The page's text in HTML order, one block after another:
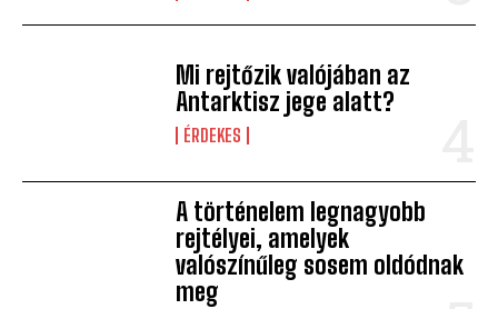
Mi rejtőzik valójában az
Antarktisz jege alatt?
ÉRDEKES
A történelem legnagyobb
rejtélyei, amelyek
valószínűleg sosem oldódnak
meg